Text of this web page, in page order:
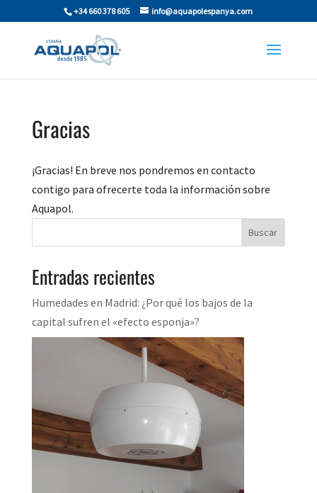
+34 660 378 605 info@aquapolespanya.com
Gracias
¡Gracias! En breve nos pondremos en contacto
contigo para ofrecerte toda la información sobre
Aquapol.
Buscar
Entradas recientes
Humedades en Madrid: ¿Por qué los bajos de la
capital sufren el «efecto esponja»?